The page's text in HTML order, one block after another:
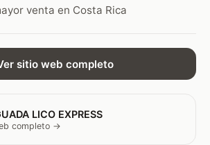
venta en Costa Rica
sitio web completo
LICO EXPRESS
completo →